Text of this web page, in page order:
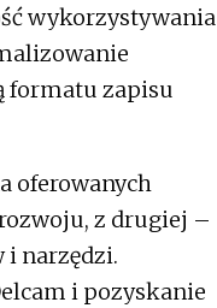
wykorzystywania
formatu zapisu
oferowanych
z drugiej –
i narzędzi.
i pozyskanie